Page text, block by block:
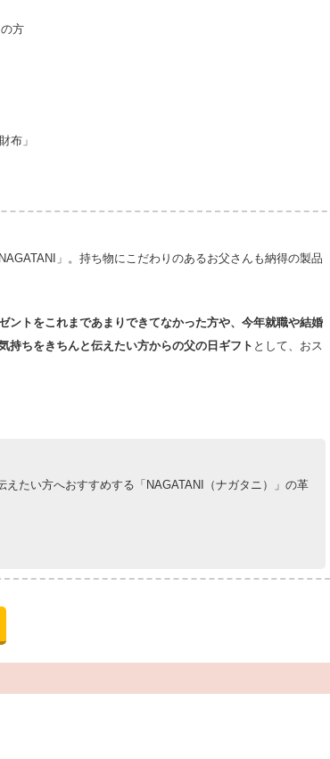
方
布」
」。持ち物にこだわりのあるお父さんも納得の製品
ントをこれまであまりできてなかった方や、今年就職や結婚
持ちをきちんと伝えたい方からの父の日ギフト として、おス
えたい方へおすすめする「NAGATANI（ナガタニ）」の革